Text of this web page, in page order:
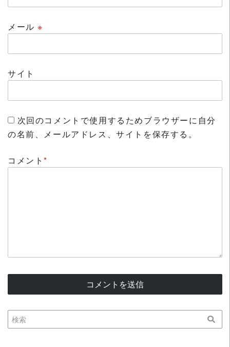
メール※
サイト
次回のコメントで使用するためブラウザーに自分
の名前、メールアドレス、サイトを保存する。
コメント*